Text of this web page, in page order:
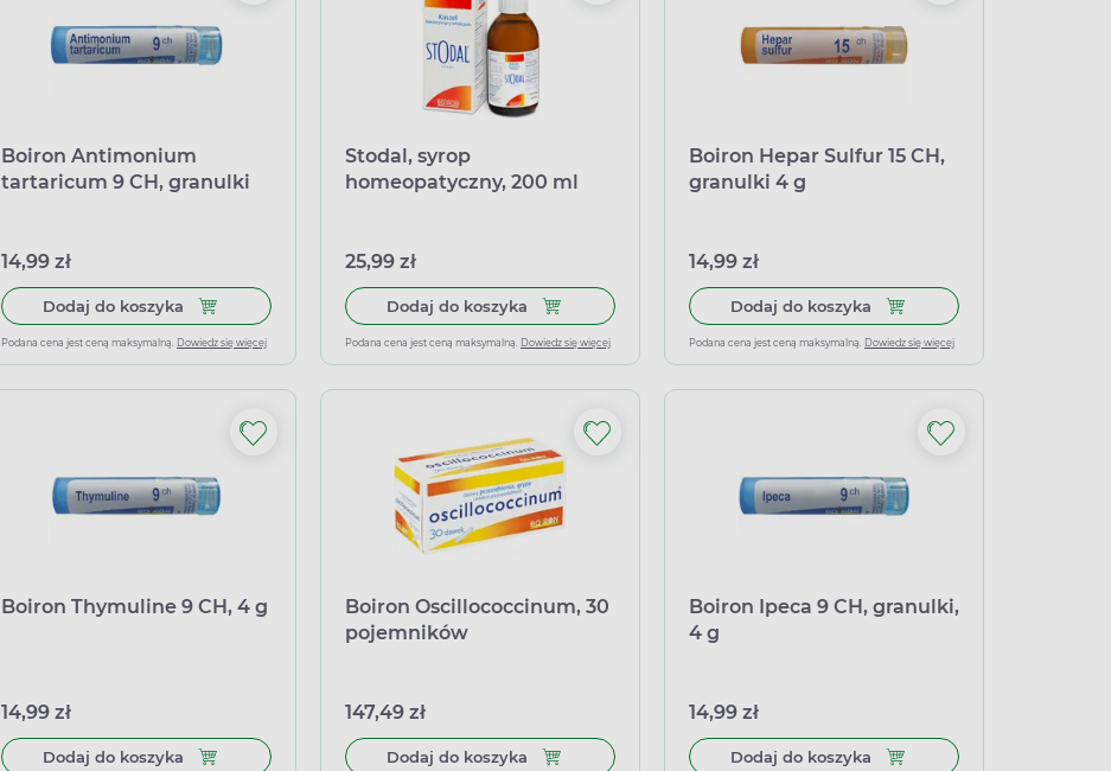
Boiron Antimonium
tartaricum 9 CH, granulki
14,99 zł
Dodaj do koszyka Dodaj do koszyka Boiron Antimonium tartaricum 9 CH, granulki 4g
Podana cena jest ceną maksymalną. Dowiedz się więcej
Stodal, syrop
homeopatyczny, 200 ml
25,99 zł
Dodaj do koszyka Dodaj do koszyka Stodal, syrop homeopatyczny, 200 ml
Podana cena jest ceną maksymalną. Dowiedz się więcej
Boiron Hepar Sulfur 15 CH,
granulki 4 g
14,99 zł
Dodaj do koszyka Dodaj do koszyka Boiron
Podana cena jest ceną maksymalną. Dowiedz się więcej
Boiron Thymuline 9 CH, 4 g
14,99 zł
Dodaj do koszyka Dodaj do koszyka Boiron Thymuline 9 CH, 4 g
Boiron Oscillococcinum, 30
pojemników
147,49 zł
Dodaj do koszyka Dodaj do koszyka Boiron Oscillococcinum, 30 pojemników
Boiron Ipeca 9 CH, granulki,
4 g
14,99 zł
Dodaj do koszyka Dodaj do koszyka Boiron